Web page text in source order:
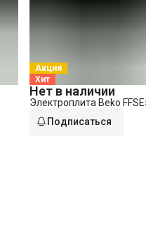
Акция
Хит
Нет в наличии
Электроплита Beko
Подписаться